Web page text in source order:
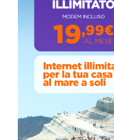
ALMANACCO DEL